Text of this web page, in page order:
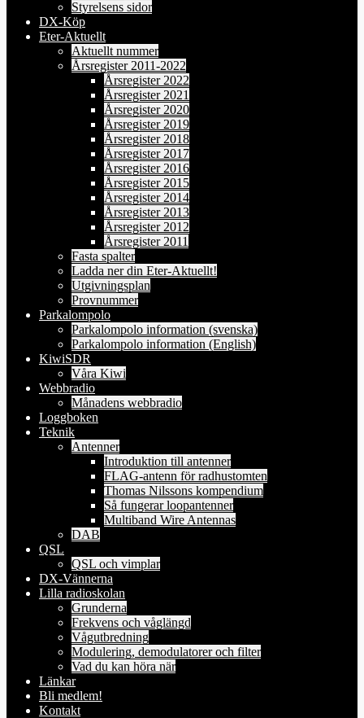
Styrelsens sidor
DX-Köp
Eter-Aktuellt
Aktuellt nummer
Årsregister 2011-2022
Årsregister 2022
Årsregister 2021
Årsregister 2020
Årsregister 2019
Årsregister 2018
Årsregister 2017
Årsregister 2016
Årsregister 2015
Årsregister 2014
Årsregister 2013
Årsregister 2012
Årsregister 2011
Fasta spalter
Ladda ner din Eter-Aktuellt!
Utgivningsplan
Provnummer
Parkalompolo
Parkalompolo information (svenska)
Parkalompolo information (English)
KiwiSDR
Våra Kiwi
Webbradio
Månadens webbradio
Loggboken
Teknik
Antenner
Introduktion till antenner
FLAG-antenn för radhustomten
Thomas Nilssons kompendium
Så fungerar loopantenner
Multiband Wire Antennas
DAB
QSL
QSL och vimplar
DX-Vännerna
Lilla radioskolan
Grunderna
Frekvens och våglängd
Vågutbredning
Modulering, demodulatorer och filter
Vad du kan höra när
Länkar
Bli medlem!
Kontakt